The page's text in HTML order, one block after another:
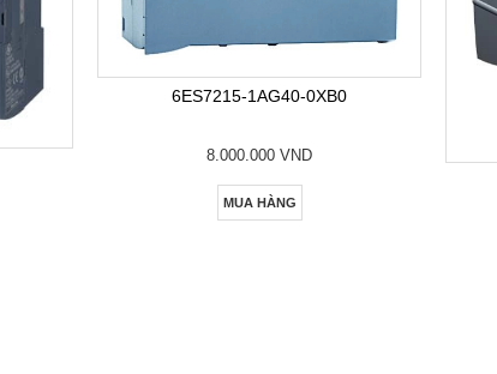
6ES7215-1AG40-0XB0
8.000.000 VND
MUA HÀNG